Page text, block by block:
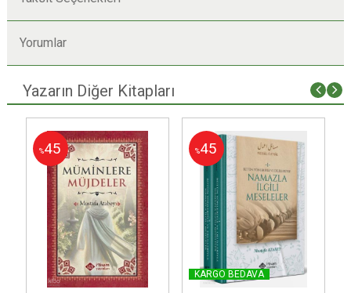
Yorumlar
Yazarın Diğer Kitapları
%45 %45
KARGO BEDAVA